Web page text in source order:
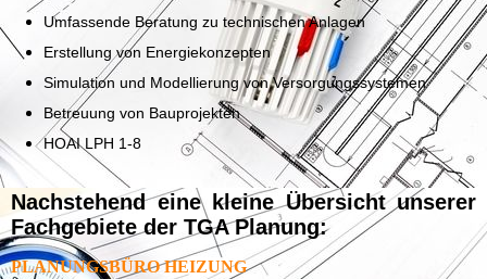
Umfassende Beratung zu technischen Anlagen
Erstellung von Energiekonzepten
Simulation und Modellierung von Versorgungssystemen
Betreuung von Bauprojekten
HOAI LPH 1-8
Nachstehend eine kleine Übersicht unserer
Fachgebiete der TGA Planung:
PLANUNGSBÜRO HEIZUNG